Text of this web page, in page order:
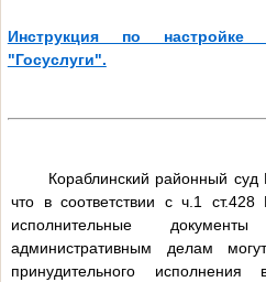
Инструкция по
"Госуслуги".
Кораблинский районный суд
что в соответствии с ч.1
исполнительные
административным делам
принудительного